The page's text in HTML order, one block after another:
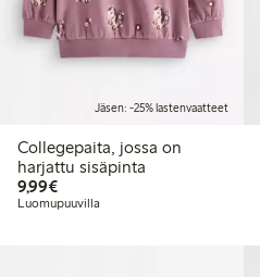
Jäsen: -25% lastenvaatteet
Collegepaita, jossa on
harjattu sisäpinta
9,99€9,99 €
Luomupuuvilla